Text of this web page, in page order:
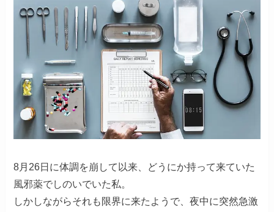
8月26日に体調を崩して以来、どうにか持って来ていた
風邪薬でしのいでいた私。
しかしながらそれも限界に来たようで、夜中に突然急激